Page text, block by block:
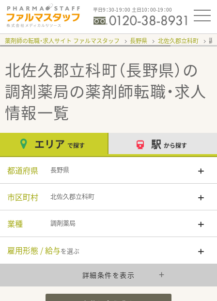
平日9：30-19：00 土日10：00-19：00
薬剤師の転職・求人サイト ファルマスタッフ 長野県 北佐久郡立科町 調
北佐久郡立科町（長野県）の
調剤薬局の薬剤師転職・求人
情報一覧
エリア で探す 駅 から探す
都道府県 長野県
市区町村 北佐久郡立科町
業種 調剤薬局
雇用形態 / 給与を選ぶ
詳細条件を表示